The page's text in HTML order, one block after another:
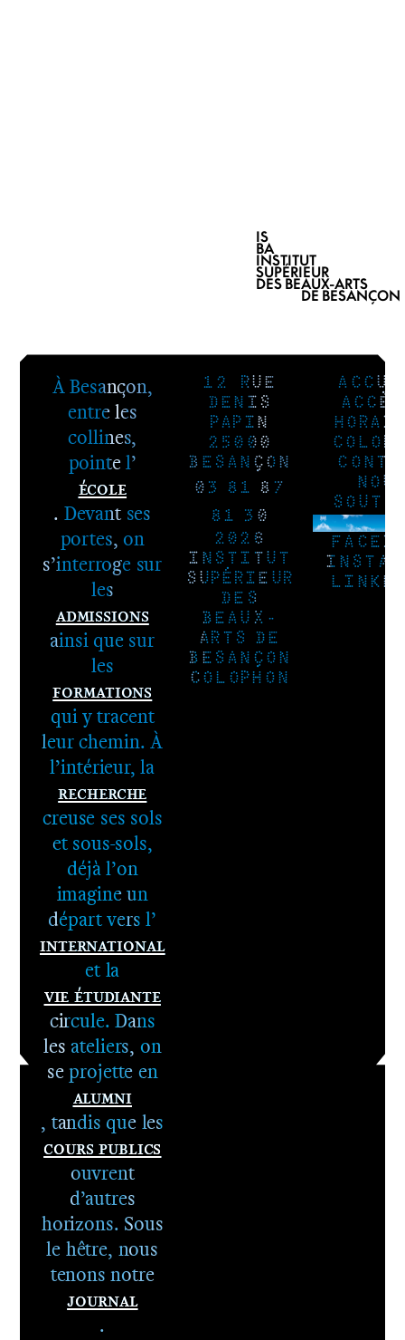
IS
BA
INSTITUT
SUPÉRIEUR
DES BEAUX-ARTS
DE BESANÇON
À Besançon,
entre les
collines,
pointe l’
École
. Devant ses
portes, on
s’interroge sur
les
Admissions
ainsi que sur
les
Formations
1er cycle -
Le DNA
2e cycle -
Le DNSEP
qui y tracent
leur chemin. À
l’intérieur, la
Recherche
creuse ses sols
et sous-sols,
déjà l’on
imagine un
départ vers l’
International
et la
Vie étudiante
circule. Dans
les ateliers, on
se projette en
Alumni
, tandis que les
Cours publics
ouvrent
d’autres
horizons. Sous
le hêtre, nous
tenons notre
Journal
.
12 RUE
DENIS
PAPIN
25000
BESANÇON
03 81 87
81 30
2026
INSTITUT
SUPÉRIEUR
DES
BEAUX-
ARTS DE
BESANÇON
COLOPHON